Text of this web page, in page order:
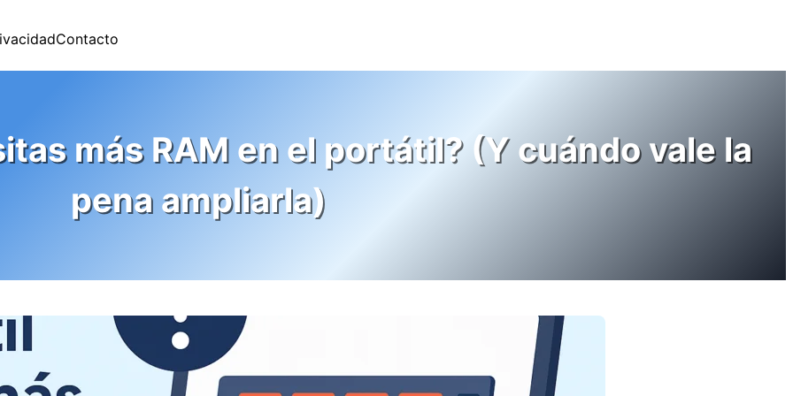
Contacto
más RAM en el portátil? (Y cuándo vale la
pena ampliarla)